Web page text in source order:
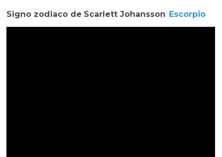
Signo zodiaco de Scarlett Johansson: Escorpio